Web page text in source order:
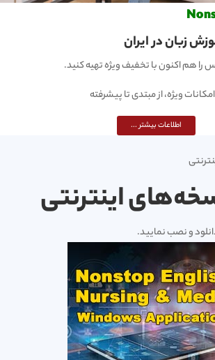
زبان در ایران
امکانات ویژه، از مبتدی تا پیشرفته
اطلاعات بیشتر ...
اینترنتی
و نصب نمایید.